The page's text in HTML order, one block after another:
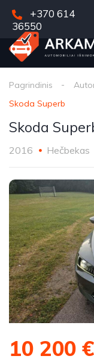
+370 614
36550
Pagrindinis
Skoda Superb
Skoda
2016 Hečbekas
10 200 €